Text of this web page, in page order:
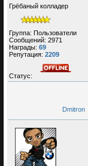
Грёбаный колладер
Группа: Пользователи
Сообщений: 2971
Награды: 69
Репутация: 2209
Статус:
Dmitron